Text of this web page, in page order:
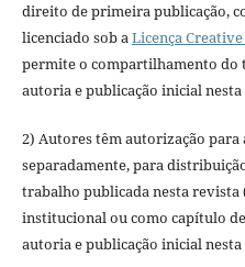
direito de primeira publicação,
licenciado sob aLicença
permite o compartilhamento do
autoria e publicação inicial
2) Autores têm autorização
separadamente, para
trabalho publicada nesta
institucional ou como capítulo
autoria e publicação inicial